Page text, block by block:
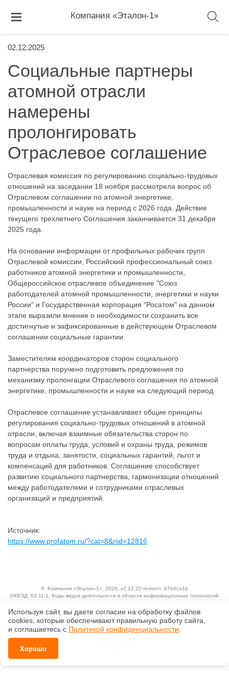
Компания «Эталон-1»
02.12.2025
Социальные партнеры
атомной отрасли
намерены
пролонгировать
Отраслевое соглашение
Отраслевая комиссия по регулированию социально-трудовых
отношений на заседании 18 ноября рассмотрела вопрос об
Отраслевом соглашении по атомной энергетике,
промышленности и науке на период с 2026 года. Действие
текущего трехлетнего Соглашения заканчивается 31 декабря
2025 года.
На основании информации от профильных рабочих групп
Отраслевой комиссии, Российский профессиональный союз
работников атомной энергетики и промышленности,
Общероссийское отраслевое объединение "Союз
работодателей атомной промышленности, энергетики и науки
России" и Государственная корпорация "Росатом" на данном
этапе выразили мнение о необходимости сохранить все
достигнутые и зафиксированные в действующем Отраслевом
соглашении социальные гарантии.
Заместителям координаторов сторон социального
партнерства поручено подготовить предложения по
механизму пролонгации Отраслевого соглашения по атомной
энергетике, промышленности и науке на следующий период.
Отраслевое соглашение устанавливает общие принципы
регулирования социально-трудовых отношений в атомной
отрасли, включая взаимные обязательства сторон по
вопросам оплаты труда, условий и охраны труда, режимов
труда и отдыха, занятости, социальных гарантий, льгот и
компенсаций для работников. Соглашение способствует
развитию социального партнерства, гармонизации отношений
между работодателями и сотрудниками отраслевых
организаций и предприятий.
Источник:
https://www.profatom.ru/?cat=8&nid=12816
© Компания «Эталон-1» , 2026, v2.12.20 revision: 67b0ca1b
ОКВЭД: 63.11.1, Коды видов деятельности в области информационных технологий:
Ценовая политика
Исключительные авторские и смежные права принадлежат АО «Кодекс».
Положение по обработке и защите персональных данных
Справка о регистрации продуктов АО «Кодекс» в Реестре российского программного
Используя сайт, вы даете согласие на обработку файлов
сооkiеs, которые обеспечивают правильную работу сайта,
и соглашаетесь с Политикой конфиденциальности.
Хорошо